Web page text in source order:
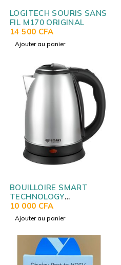
LOGITECH SOURIS SANS
FIL M170 ORIGINAL
14 500 CFA
Ajouter au panier
BOUILLOIRE SMART
TECHNOLOGY
ELECTRICS 1.8L GRIS
STPE249S
10 000 CFA
Ajouter au panier